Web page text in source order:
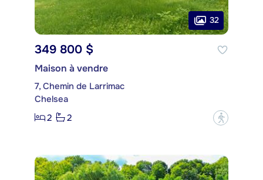
32
349 800 $
Maison à vendre
7, Chemin de Larrimac
Chelsea
2
2 ?